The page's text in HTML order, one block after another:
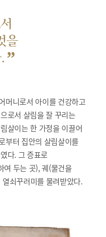
을
”
머니로서 아이를 건강하고
로서 살림을 잘 꾸리는
살이는 한 가정을 이끌어
부터 집안의 살림살이를
다. 그 증표로
여 두는 곳), 궤(물건을
쇠꾸러미를 물려받았다.